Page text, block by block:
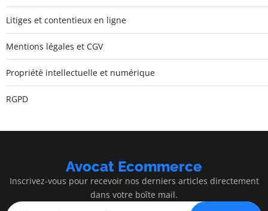
Litiges et contentieux en ligne
Mentions légales et CGV
Propriété intellectuelle et numérique
RGPD
Avocat Ecommerce
Inscrivez-vous pour recevoir nos derniers articles directement
dans votre boîte mail.